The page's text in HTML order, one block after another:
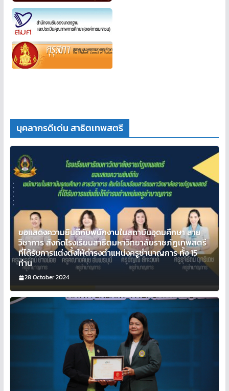
บุคลากรดีเด่น สาธิตเทพสตรี
ขอแสดงความยินดีกับพนักงานในสถาบันอุดมศึกษา สาย
วิชาการ สังกัดโรงเรียนสาธิตมหาวิทยาลัยราชภัฏเทพสตรี
ที่ได้รับการแต่งตั้งให้ดำรงตำแหน่งครูชำนาญการ ทั้ง 15
ท่าน
28 October 2024